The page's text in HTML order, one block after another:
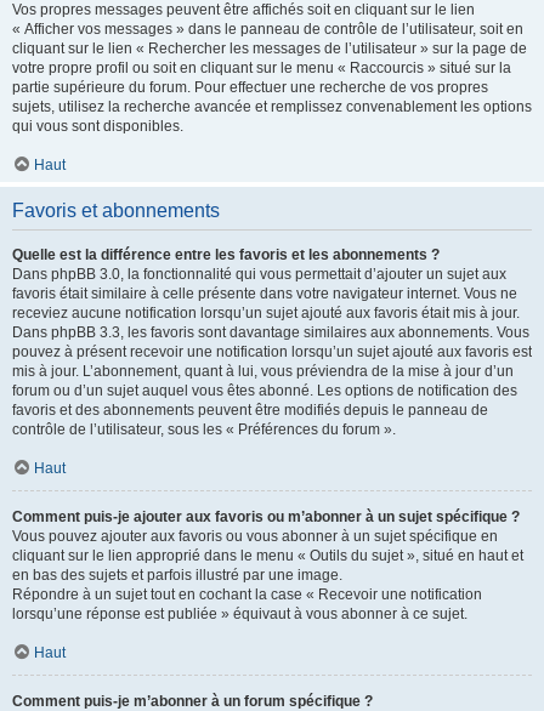
Vos propres messages peuvent être affichés soit en cliquant sur le lien
« Afficher vos messages » dans le panneau de contrôle de l’utilisateur, soit en
cliquant sur le lien « Rechercher les messages de l’utilisateur » sur la page de
votre propre profil ou soit en cliquant sur le menu « Raccourcis » situé sur la
partie supérieure du forum. Pour effectuer une recherche de vos propres
sujets, utilisez la recherche avancée et remplissez convenablement les options
qui vous sont disponibles.
Haut
Favoris et abonnements
Quelle est la différence entre les favoris et les abonnements ?
Dans phpBB 3.0, la fonctionnalité qui vous permettait d’ajouter un sujet aux
favoris était similaire à celle présente dans votre navigateur internet. Vous ne
receviez aucune notification lorsqu’un sujet ajouté aux favoris était mis à jour.
Dans phpBB 3.3, les favoris sont davantage similaires aux abonnements. Vous
pouvez à présent recevoir une notification lorsqu’un sujet ajouté aux favoris est
mis à jour. L’abonnement, quant à lui, vous préviendra de la mise à jour d’un
forum ou d’un sujet auquel vous êtes abonné. Les options de notification des
favoris et des abonnements peuvent être modifiés depuis le panneau de
contrôle de l’utilisateur, sous les « Préférences du forum ».
Haut
Comment puis-je ajouter aux favoris ou m’abonner à un sujet spécifique ?
Vous pouvez ajouter aux favoris ou vous abonner à un sujet spécifique en
cliquant sur le lien approprié dans le menu « Outils du sujet », situé en haut et
en bas des sujets et parfois illustré par une image.
Répondre à un sujet tout en cochant la case « Recevoir une notification
lorsqu’une réponse est publiée » équivaut à vous abonner à ce sujet.
Haut
Comment puis-je m’abonner à un forum spécifique ?